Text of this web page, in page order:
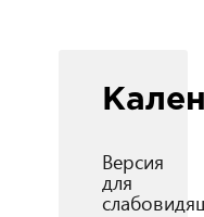
Версия
для